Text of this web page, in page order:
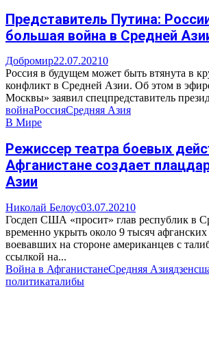
Представитель Путина:
большая война в Средней
Добромир22.07.20210
Россия в будущем может быть втянута в
конфликт в Средней Азии. Об этом в
Москвы» заявил спецпредставитель
войнаРоссияСредняя Азия
В Мире
Режиссер театра боевых
Афганистане создает
Азии
Николай Белоус03.07.20210
Госдеп США «просит» глав республик в
временно укрыть около 9 тысяч афганских
воевавших на стороне американцев с
ссылкой на...
Война в АфганистанеСредняя Азиядзен
политикаталибы